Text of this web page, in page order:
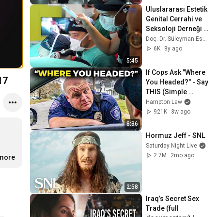
5:45
Uluslararası Estetik
Genital Cerrahi ve
Seksoloji Derneği
(ISAGSS) - Genital
Estetik Kursu
6K
8y ago
8:36
If Cops Ask "Where
You Headed?" - Say
THIS (Simple
Phrase)
Hampton Law
921K
3w ago
2:58
Hormuz Jeff - SNL
Saturday Night Live
2.7M
2mo ago
Iraq’s Secret Sex
Trade (full